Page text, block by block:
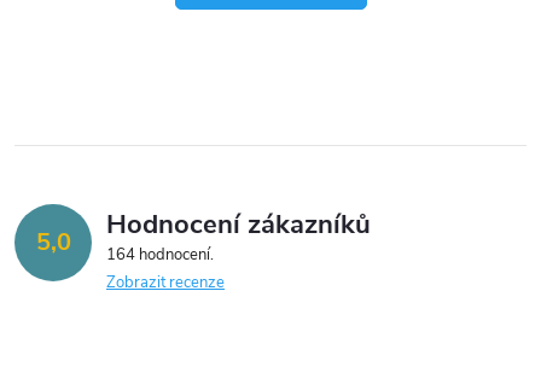
5,0 Hodnocení zákazníků
164 hodnocení
Zobrazit recenze